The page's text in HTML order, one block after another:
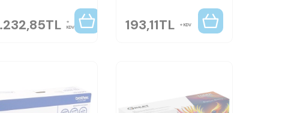
TL KDV 193,11TL KDV